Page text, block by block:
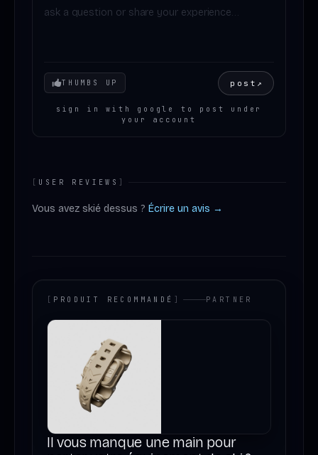
Your mood
THUMBS UP post ↗
sign in with google to post under
your account
[ USER REVIEWS ]
Vous avez skié dessus ? Écrire un avis →
[ PRODUIT RECOMMANDÉ ] PARTNER
Il vous manque une main pour